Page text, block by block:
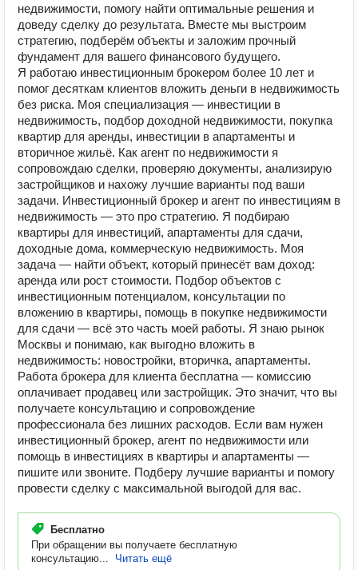
недвижимости, помогу найти оптимальные решения и
доведу сделку до результата. Вместе мы выстроим
стратегию, подберём объекты и заложим прочный
фундамент для вашего финансового будущего.
Я работаю инвестиционным брокером более 10 лет и
помог десяткам клиентов вложить деньги в недвижимость
без риска. Моя специализация — инвестиции в
недвижимость, подбор доходной недвижимости, покупка
квартир для аренды, инвестиции в апартаменты и
вторичное жильё. Как агент по недвижимости я
сопровождаю сделки, проверяю документы, анализирую
застройщиков и нахожу лучшие варианты под ваши
задачи. Инвестиционный брокер и агент по инвестициям в
недвижимость — это про стратегию. Я подбираю
квартиры для инвестиций, апартаменты для сдачи,
доходные дома, коммерческую недвижимость. Моя
задача — найти объект, который принесёт вам доход:
аренда или рост стоимости. Подбор объектов с
инвестиционным потенциалом, консультации по
вложению в квартиры, помощь в покупке недвижимости
для сдачи — всё это часть моей работы. Я знаю рынок
Москвы и понимаю, как выгодно вложить в
недвижимость: новостройки, вторичка, апартаменты.
Работа брокера для клиента бесплатна — комиссию
оплачивает продавец или застройщик. Это значит, что вы
получаете консультацию и сопровождение
профессионала без лишних расходов. Если вам нужен
инвестиционный брокер, агент по недвижимости или
помощь в инвестициях в квартиры и апартаменты —
пишите или звоните. Подберу лучшие варианты и помогу
провести сделку с максимальной выгодой для вас.
Бесплатно
При обращении вы получаете бесплатную
консультацию...
Читать ещё